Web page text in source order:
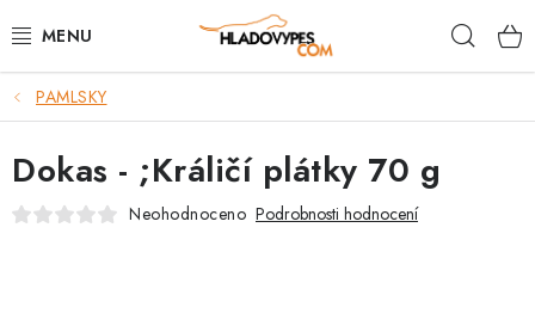
na
POTŘEBY PRO PSY
TAMI PŘEPRAVNÍ BOXY
SPORT SE PSEM
PAMLSKY
Dokas - ;Králičí plátky 70 g
Neohodnoceno Podrobnosti hodnocení